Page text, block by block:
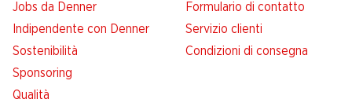
Jobs da Denner
Indipendente con Denner
Sostenibilità
Sponsoring
Qualità
Formulario di contatto
Servizio clienti
Condizioni di consegna